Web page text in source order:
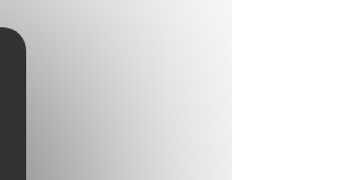
Masquer le bandeau des